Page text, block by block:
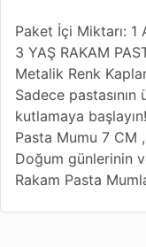
Paket İçi Miktarı: 1
3 YAŞ RAKAM
Metalik Renk
Sadece
kutlamaya başlayın!
Pasta Mumu 7 CM
Doğum günlerinin
Rakam Pasta